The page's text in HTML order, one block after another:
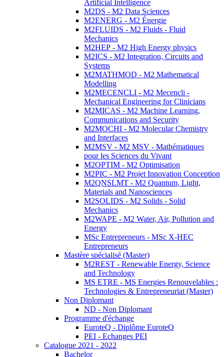
Artificial Intelligence
M2DS - M2 Data Sciences
M2ENERG - M2 Énergie
M2FLUIDS - M2 Fluids - Fluid
Mechanics
M2HEP - M2 High Energy physics
M2ICS - M2 Integration, Circuits and
Systems
M2MATHMOD - M2 Mathematical
Modelling
M2MECENCLI - M2 Mecencli -
Mechanical Engineering for Clinicians
M2MICAS - M2 Machine Learning,
Communications and Security
M2MOCHI - M2 Molecular Chemistry
and Interfaces
M2MSV - M2 MSV - Mathématiques
pour les Sciences du Vivant
M2OPTIM - M2 Optimisation
M2PIC - M2 Projet Innovation Conception
M2QNSLMT - M2 Quantum, Light,
Materials and Nanosciences
M2SOLIDS - M2 Solids - Solid
Mechanics
M2WAPE - M2 Water, Air, Pollution and
Energy
MSc Entrepreneurs - MSc X-HEC
Entrepreneurs
Mastère spécialisé (Master)
M2REST - Renewable Energy, Science
and Technology
MS ETRE - MS Energies Renouvelables :
Technologies & Entrepreneuriat (Master)
Non Diplomant
ND - Non Diplomant
Programme d'échange
EuroteQ - Diplôme EuroteQ
PEI - Echanges PEI
Catalogue 2021 - 2022
Bachelor